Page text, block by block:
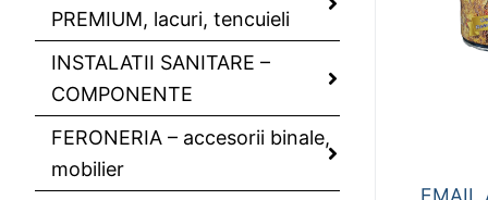
EMAIL
PREMIUM, lacuri, tencuieli
INSTALATII SANITARE –
COMPONENTE
FERONERIA – accesorii binale,
mobilier